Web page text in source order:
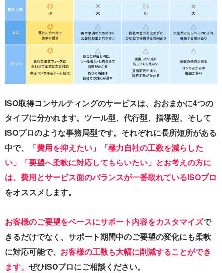
ISO取得コンサルティングのサービスは、おおまかに4つの
タイプに分かれます。ツール型、代行型、指導型、そして
ISOプロのような事務局型です。それぞれに長所短所がある
中で、
「費用を抑えたい」「極力自社の工数を減らした
い」「要望へ柔軟に対応してもらいたい」とお考えの方に
は、費用とサービス面のバランスが一番取れているISOプロ
をオススメします。
お客様のご要望をベースにサポート内容をカスタマイズで
きるだけでなく、サポート期間中のご要望の変化にも柔軟
に対応可能で、 お客様の工数も大幅に削減することができ
ます。 ぜひISOプロにご相談ください。